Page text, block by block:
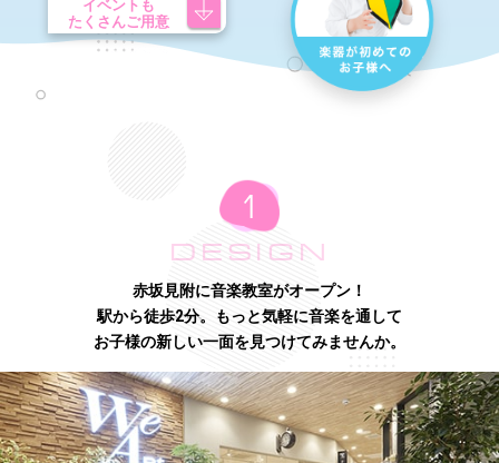
イベントも
たくさんご用意
DESIGN
赤坂見附に音楽教室がオープン！
駅から徒歩2分。もっと気軽に音楽を通して
お子様の新しい一面を見つけてみませんか。